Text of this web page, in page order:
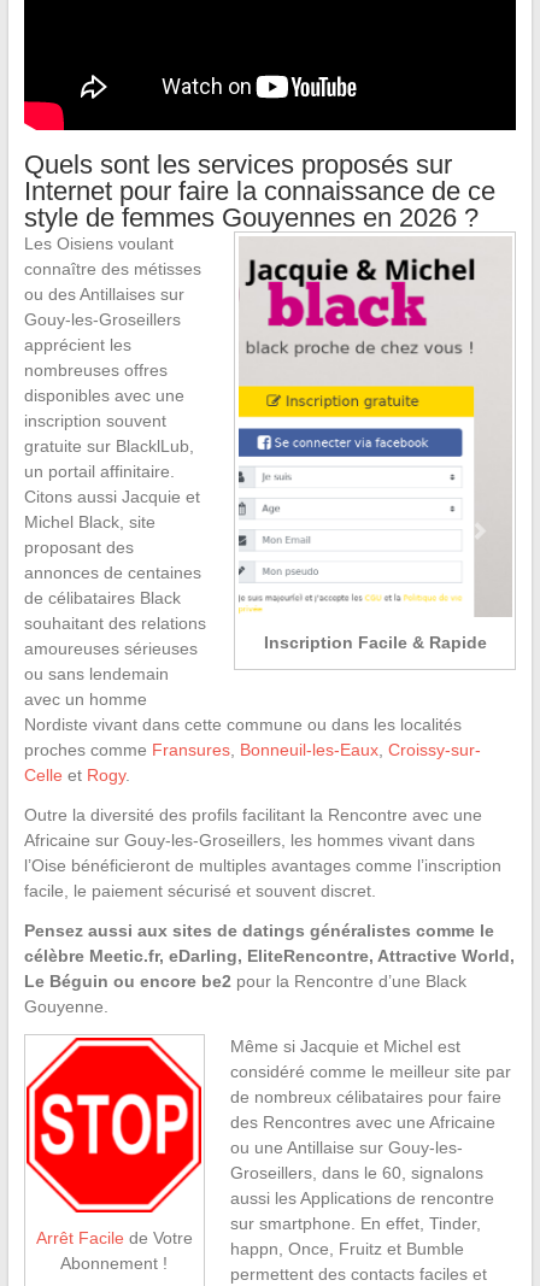
Quels sont les services proposés sur
Internet pour faire la connaissance de ce
style de femmes Gouyennes en 2026 ?
Inscription Facile & Rapide
Les Oisiens voulant
connaître des métisses
ou des Antillaises sur
Gouy-les-Groseillers
apprécient les
nombreuses offres
disponibles avec une
inscription souvent
gratuite sur BlacklLub,
un portail affinitaire.
Citons aussi Jacquie et
Michel Black, site
proposant des
annonces de centaines
de célibataires Black
souhaitant des relations
amoureuses sérieuses
ou sans lendemain
avec un homme
Nordiste vivant dans cette commune ou dans les localités
proches comme Fransures, Bonneuil-les-Eaux, Croissy-sur-
Celle et Rogy.
Outre la diversité des profils facilitant la Rencontre avec une
Africaine sur Gouy-les-Groseillers, les hommes vivant dans
l’Oise bénéficieront de multiples avantages comme l’inscription
facile, le paiement sécurisé et souvent discret.
Pensez aussi aux sites de datings généralistes comme le
célèbre Meetic.fr, eDarling, EliteRencontre, Attractive World,
Le Béguin ou encore be2pour la Rencontre d’une Black
Gouyenne.
Arrêt Facile de Votre
Abonnement !
Même si Jacquie et Michel est
considéré comme le meilleur site par
de nombreux célibataires pour faire
des Rencontres avec une Africaine
ou une Antillaise sur Gouy-les-
Groseillers, dans le 60, signalons
aussi les Applications de rencontre
sur smartphone. En effet, Tinder,
happn, Once, Fruitz et Bumble
permettent des contacts faciles et